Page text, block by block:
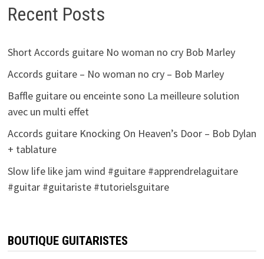
Recent Posts
Short Accords guitare No woman no cry Bob Marley
Accords guitare – No woman no cry – Bob Marley
Baffle guitare ou enceinte sono La meilleure solution
avec un multi effet
Accords guitare Knocking On Heaven’s Door – Bob Dylan
+ tablature
Slow life like jam wind #guitare #apprendrelaguitare
#guitar #guitariste #tutorielsguitare
BOUTIQUE GUITARISTES